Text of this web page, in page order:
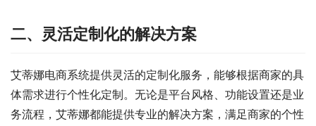
二、灵活定制化的解决方案
艾蒂娜电商系统提供灵活的定制化服务，能够根据商家的具
体需求进行个性化定制。无论是平台风格、功能设置还是业
务流程，艾蒂娜都能提供专业的解决方案，满足商家的个性